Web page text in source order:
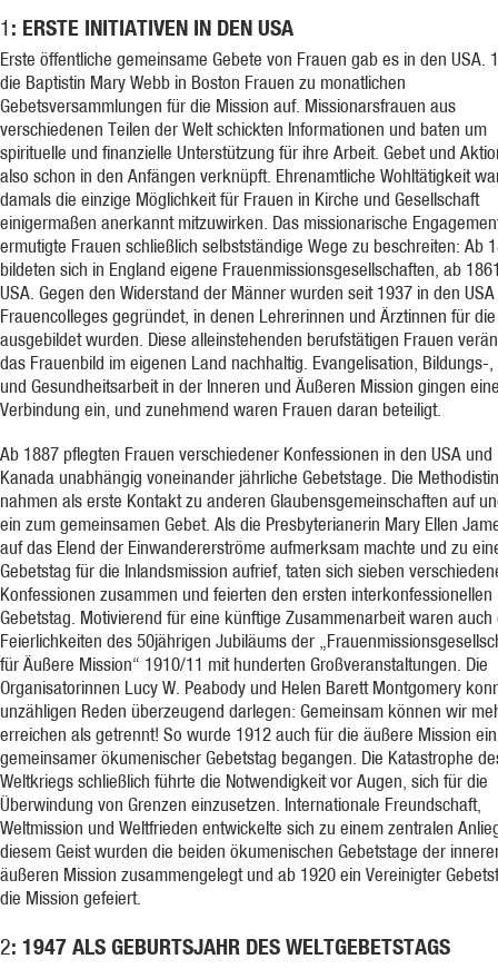
1 : ERSTE INITIATIVEN IN DEN USA
Erste öffentliche gemeinsame Gebete von Frauen gab es in den USA.
die Baptistin Mary Webb in Boston Frauen zu monatlichen
Gebetsversammlungen für die Mission auf. Missionarsfrauen aus
verschiedenen Teilen der Welt schickten Informationen und baten um
spirituelle und finanzielle Unterstützung für ihre Arbeit. Gebet und
also schon in den Anfängen verknüpft. Ehrenamtliche Wohltätigkeit
damals die einzige Möglichkeit für Frauen in Kirche und Gesellschaft
einigermaßen anerkannt mitzuwirken. Das missionarische
ermutigte Frauen schließlich selbstständige Wege zu beschreiten: Ab
bildeten sich in England eigene Frauenmissionsgesellschaften, ab
USA. Gegen den Widerstand der Männer wurden seit 1937 in den USA
Frauencolleges gegründet, in denen Lehrerinnen und Ärztinnen für
ausgebildet wurden. Diese alleinstehenden berufstätigen Frauen
das Frauenbild im eigenen Land nachhaltig. Evangelisation, Bildungs-
und Gesundheitsarbeit in der Inneren und Äußeren Mission gingen
Verbindung ein, und zunehmend waren Frauen daran beteiligt.
Ab 1887 pflegten Frauen verschiedener Konfessionen in den USA und
Kanada unabhängig voneinander jährliche Gebetstage. Die
nahmen als erste Kontakt zu anderen Glaubensgemeinschaften auf
ein zum gemeinsamen Gebet. Als die Presbyterianerin Mary Ellen
auf das Elend der Einwandererströme aufmerksam machte und zu
Gebetstag für die Inlandsmission aufrief, taten sich sieben
Konfessionen zusammen und feierten den ersten interkonfessionellen
Gebetstag. Motivierend für eine künftige Zusammenarbeit waren auch
Feierlichkeiten des 50jährigen Jubiläums der
für Äußere Mission“ 1910/11 mit hunderten Großveranstaltungen. Die
Organisatorinnen Lucy W. Peabody und Helen Barett Montgomery
unzähligen Reden überzeugend darlegen: Gemeinsam können wir
erreichen als getrennt! So wurde 1912 auch für die äußere Mission ein
gemeinsamer ökumenischer Gebetstag begangen. Die Katastrophe
Weltkriegs schließlich führte die Notwendigkeit vor Augen, sich für die
Überwindung von Grenzen einzusetzen. Internationale Freundschaft,
Weltmission und Weltfrieden entwickelte sich zu einem zentralen
diesem Geist wurden die beiden ökumenischen Gebetstage der
äußeren Mission zusammengelegt und ab 1920 ein Vereinigter
die Mission gefeiert.
2: 1947 ALS GEBURTSJAHR DES WELTGEBETSTAGS